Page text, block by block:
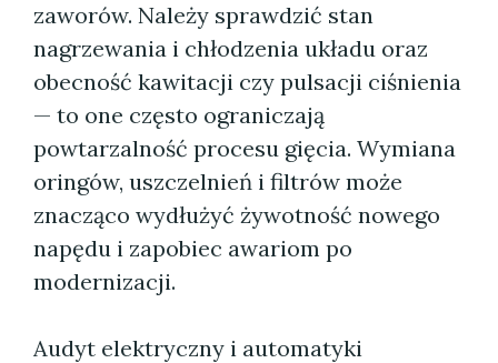
zaworów. Należy sprawdzić stan
nagrzewania i chłodzenia układu oraz
obecność kawitacji czy pulsacji ciśnienia
— to one często ograniczają
powtarzalność procesu gięcia. Wymiana
oringów, uszczelnień i filtrów może
znacząco wydłużyć żywotność nowego
napędu i zapobiec awariom po
modernizacji.
Audyt elektryczny i automatyki